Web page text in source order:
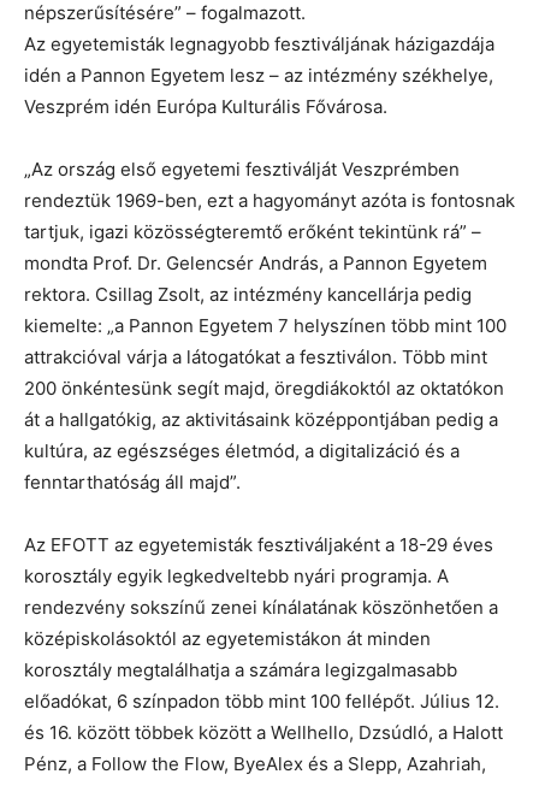
népszerűsítésére” – fogalmazott.
Az egyetemisták legnagyobb fesztiváljának házigazdája
idén a Pannon Egyetem lesz – az intézmény székhelye,
Veszprém idén Európa Kulturális Fővárosa.
„Az ország első egyetemi fesztiválját Veszprémben
rendeztük 1969-ben, ezt a hagyományt azóta is fontosnak
tartjuk, igazi közösségteremtő erőként tekintünk rá” –
mondta Prof. Dr. Gelencsér András, a Pannon Egyetem
rektora. Csillag Zsolt, az intézmény kancellárja pedig
kiemelte: „a Pannon Egyetem 7 helyszínen több mint 100
attrakcióval várja a látogatókat a fesztiválon. Több mint
200 önkéntesünk segít majd, öregdiákoktól az oktatókon
át a hallgatókig, az aktivitásaink középpontjában pedig a
kultúra, az egészséges életmód, a digitalizáció és a
fenntarthatóság áll majd”.
Az EFOTT az egyetemisták fesztiváljaként a 18-29 éves
korosztály egyik legkedveltebb nyári programja. A
rendezvény sokszínű zenei kínálatának köszönhetően a
középiskolásoktól az egyetemistákon át minden
korosztály megtalálhatja a számára legizgalmasabb
előadókat, 6 színpadon több mint 100 fellépőt. Július 12.
és 16. között többek között a Wellhello, Dzsúdló, a Halott
Pénz, a Follow the Flow, ByeAlex és a Slepp, Azahriah,